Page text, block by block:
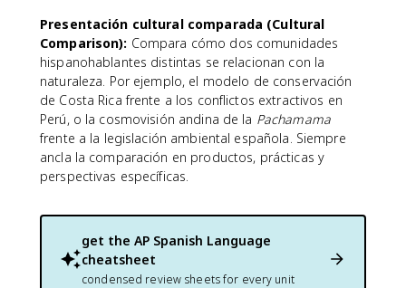
Presentación cultural comparada (Cultural
Comparison): Compara cómo dos comunidades
hispanohablantes distintas se relacionan con la
naturaleza. Por ejemplo, el modelo de conservación
de Costa Rica frente a los conflictos extractivos en
Perú, o la cosmovisión andina de la Pachamama
frente a la legislación ambiental española. Siempre
ancla la comparación en productos, prácticas y
perspectivas específicas.
get the AP Spanish Language
cheatsheet
condensed review sheets for every unit